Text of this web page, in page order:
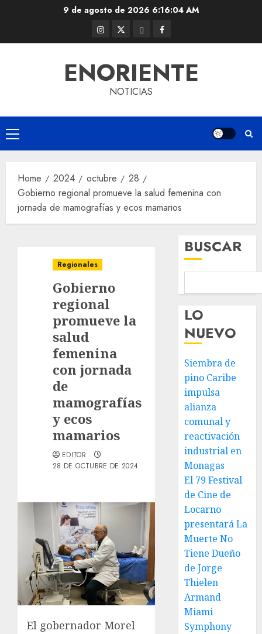
9 de agosto de 2026 6:16:04 AM
Instagram
@EnOriente
Twitter
(X)
ThreadsFacebook
ENORIENTE
NOTICIAS
Primary
Menu
Home 2024 octubre
28
Gobierno regional promueve la salud femenina con
jornada de mamografías y ecos mamarios
Regionales
Gobierno
regional
promueve la
salud
femenina
con jornada
de
mamografías
y ecos
mamarios
EDITOR
28 DE OCTUBRE DE 2024
El gobernador Morel
BUSCAR
LO
NUEVO
Siembra de
pino Caribe
impulsa
alianza
comunal y
reactivación
industrial en
Monagas
El 79 Festival
de Cine de
Locarno
presentará La
Muerte No
Tiene Dueño
de Jorge
Thielen
Armand
Miami
Symphony